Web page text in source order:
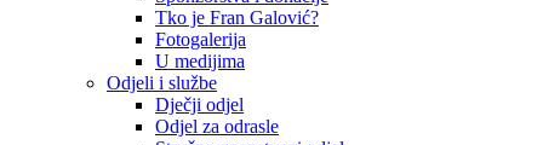
Tko je Fran Galović?
Fotogalerija
U medijima
Odjeli i službe
Dječji odjel
Odjel za odrasle